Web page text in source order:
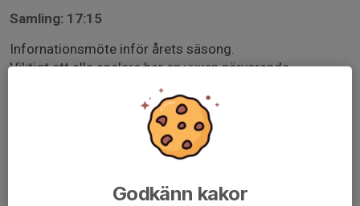
Samling: 17:15
Infornationsmöte inför årets säsong.
Viktigt att alla spelare har en vuxen närvarande.
Godkänn kakor